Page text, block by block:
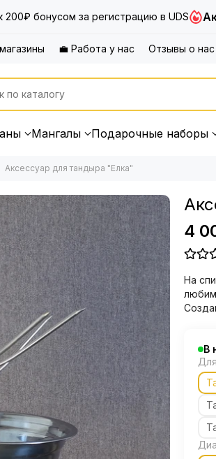
200₽ бонусом за регистрацию в UDS
💼 Работа у нас Отзывы о нас
Мангалы Подарочные наборы
Аксессуар для тандыра "Елка"
4
На
В